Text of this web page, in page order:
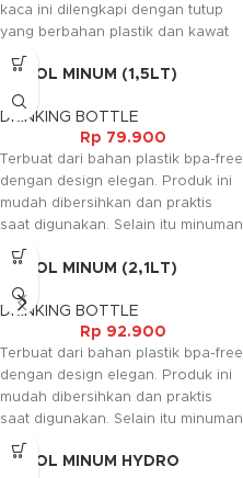
kaca ini dilengkapi dengan tutup
yang berbahan plastik dan kawat
yang berfungsi untuk menjaga
minuman agar tidak tumpah. Botol
ini biasanya digunakan sebagai
tempat minyak atau minuman.
BOTOL MINUM (1,5LT)
DRINKING BOTTLE
Rp 79.900
Terbuat dari bahan plastik bpa-free
dengan design elegan. Produk ini
mudah dibersihkan dan praktis
saat digunakan. Selain itu minuman
tidak mudah tumpah dan terbuat
dari material aman dan bebas
racun.
BOTOL MINUM (2,1LT)
DRINKING BOTTLE
Rp 92.900
Terbuat dari bahan plastik bpa-free
dengan design elegan. Produk ini
mudah dibersihkan dan praktis
saat digunakan. Selain itu minuman
tidak mudah tumpah dan terbuat
dari material aman dan bebas
BOTOL MINUM HYDRO